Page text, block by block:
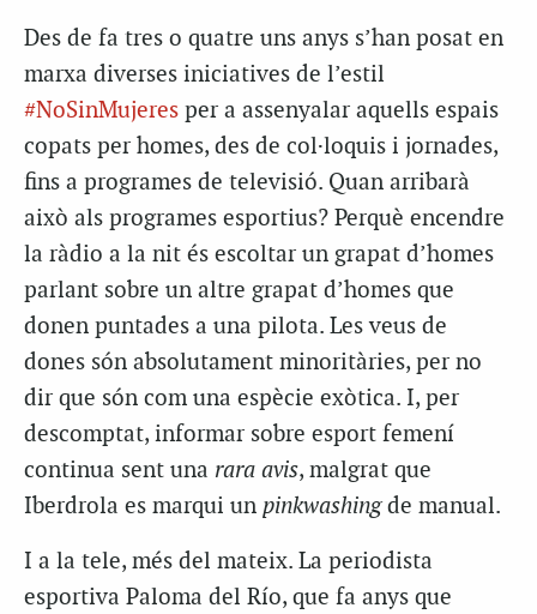
Des de fa tres o quatre uns anys s’han posat en
marxa diverses iniciatives de l’estil
#NoSinMujeres per a assenyalar aquells espais
copats per homes, des de col·loquis i jornades,
fins a programes de televisió. Quan arribarà
això als programes esportius? Perquè encendre
la ràdio a la nit és escoltar un grapat d’homes
parlant sobre un altre grapat d’homes que
donen puntades a una pilota. Les veus de
dones són absolutament minoritàries, per no
dir que són com una espècie exòtica. I, per
descomptat, informar sobre esport femení
continua sent una rara avis, malgrat que
Iberdrola es marqui un pinkwashingde manual.
I a la tele, més del mateix. La periodista
esportiva Paloma del Río, que fa anys que